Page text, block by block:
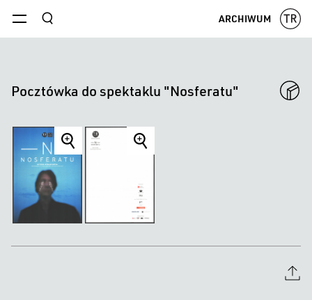
menu szukaj ARCHIWUM
Pocztówka do spektaklu "Nosferatu"
title
item
title